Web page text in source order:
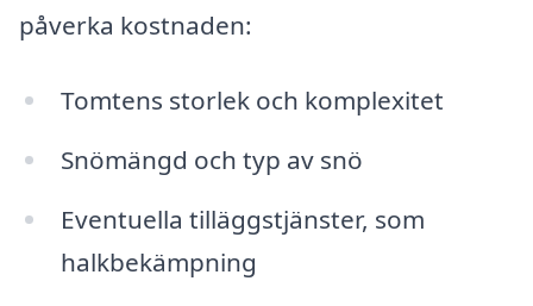
påverka kostnaden:
Tomtens storlek och komplexitet
Snömängd och typ av snö
Eventuella tilläggstjänster, som
halkbekämpning